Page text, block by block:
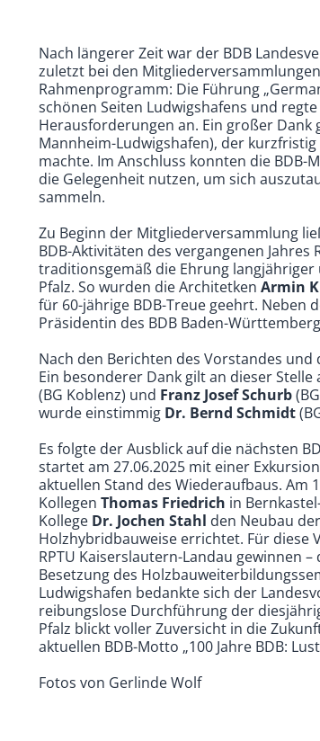
Nach längerer Zeit war der BDB
zuletzt bei den
Rahmenprogramm: Die Führung
schönen Seiten Ludwigshafens und
Herausforderungen an. Ein großer Dank
Mannheim-Ludwigshafen), der
machte. Im Anschluss konnten die BDB-
die Gelegenheit nutzen, um sich
sammeln.
Zu Beginn der Mitgliederversammlung
BDB-Aktivitäten des vergangenen
traditionsgemäß die Ehrung langjähriger
Pfalz. So wurden die ArchitetkenArmin
für 60-jährige BDB-Treue geehrt. Neben
Präsidentin des BDB Baden-
Nach den Berichten des Vorstandes
Ein besonderer Dank gilt an dieser
(BG Koblenz) und Franz Josef Schurb
wurde einstimmig Dr. Bernd Schmidt
Es folgte der Ausblick auf die nächsten
startet am 27.06.2025 mit einer
aktuellen Stand des Wiederaufbaus. Am
KollegenThomas Friedrich in
Kollege Dr. Jochen Stahl den Neubau
Holzhybridbauweise errichtet. Für diese
RPTU Kaiserslautern-Landau gewinnen
Besetzung des
Ludwigshafen bedankte sich der
reibungslose Durchführung der
Pfalz blickt voller Zuversicht in die
aktuellen BDB-Motto „100 Jahre BDB:
Fotos von Gerlinde Wolf